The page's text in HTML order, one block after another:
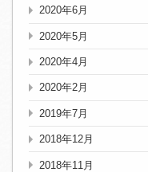
2020年6月
2020年5月
2020年4月
2020年2月
2019年7月
2018年12月
2018年11月